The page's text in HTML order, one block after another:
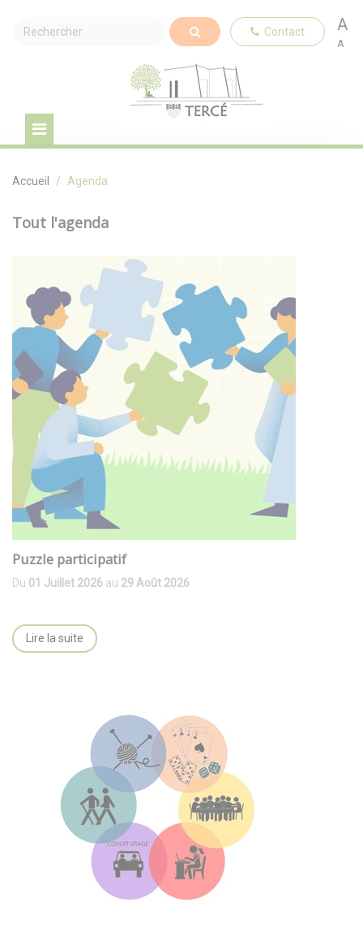
Contact A
A
Accueil Agenda
Tout l'agenda
Puzzle participatif
Du 01 Juillet 2026 au 29 Août 2026
Lire la suite